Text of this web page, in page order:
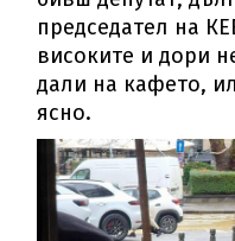
председател на
високите и дори
дали на кафето,
ясно.